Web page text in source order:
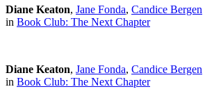
Diane Keaton, Jane Fonda, Candice Bergen
in Book Club: The Next Chapter
Diane Keaton, Jane Fonda, Candice Bergen
in Book Club: The Next Chapter